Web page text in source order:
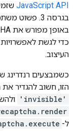
JavaScript API
כדי לגשת לאפשרויות
העיצוב.
הזו, חשוב להגדיר
'invisible'
ל-